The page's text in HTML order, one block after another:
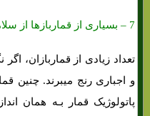
7 – بسیاری از قماربازها از سلامتی خود غافل می شوند
تعداد زیادی از قماربازان،
و اجباری رنج میبرند. چنین
پاتولوژیک قمار بـه همان